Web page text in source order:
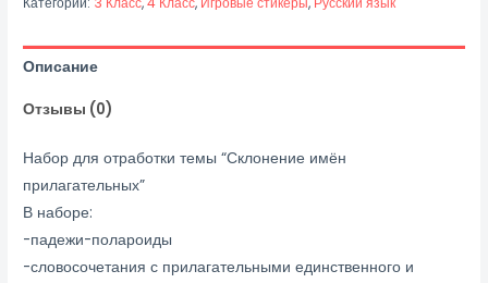
прилагательных
Описание
Отзывы (0)
Набор для отработки темы “Склонение имён
прилагательных”
В наборе:
-падежи-полароиды
-словосочетания с прилагательными единственного и